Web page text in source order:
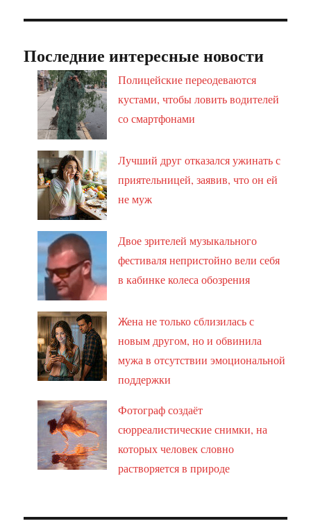
Последние интересные новости
Полицейские переодеваются
кустами, чтобы ловить водителей
со смартфонами
Лучший друг отказался ужинать с
приятельницей, заявив, что он ей
не муж
Двое зрителей музыкального
фестиваля непристойно вели себя
в кабинке колеса обозрения
Жена не только сблизилась с
новым другом, но и обвинила
мужа в отсутствии эмоциональной
поддержки
Фотограф создаёт
сюрреалистические снимки, на
которых человек словно
растворяется в природе